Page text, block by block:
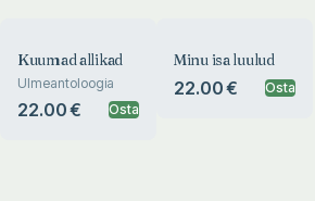
Kuumad allikad
Ulmeantoloogia
22.00 € Osta
Minu isa luulud
22.00 € Osta